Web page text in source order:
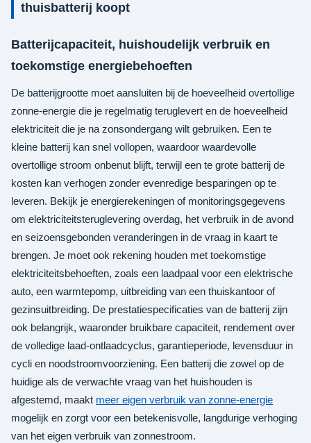
thuisbatterij koopt
Batterijcapaciteit, huishoudelijk verbruik en
toekomstige energiebehoeften
De batterijgrootte moet aansluiten bij de hoeveelheid overtollige
zonne-energie die je regelmatig teruglevert en de hoeveelheid
elektriciteit die je na zonsondergang wilt gebruiken. Een te
kleine batterij kan snel vollopen, waardoor waardevolle
overtollige stroom onbenut blijft, terwijl een te grote batterij de
kosten kan verhogen zonder evenredige besparingen op te
leveren. Bekijk je energierekeningen of monitoringsgegevens
om elektriciteitsteruglevering overdag, het verbruik in de avond
en seizoensgebonden veranderingen in de vraag in kaart te
brengen. Je moet ook rekening houden met toekomstige
elektriciteitsbehoeften, zoals een laadpaal voor een elektrische
auto, een warmtepomp, uitbreiding van een thuiskantoor of
gezinsuitbreiding. De prestatiespecificaties van de batterij zijn
ook belangrijk, waaronder bruikbare capaciteit, rendement over
de volledige laad-ontlaadcyclus, garantieperiode, levensduur in
cycli en noodstroomvoorziening. Een batterij die zowel op de
huidige als de verwachte vraag van het huishouden is
afgestemd, maakt meer eigen verbruik van zonne-energie
mogelijk en zorgt voor een betekenisvolle, langdurige verhoging
van het eigen verbruik van zonnestroom.